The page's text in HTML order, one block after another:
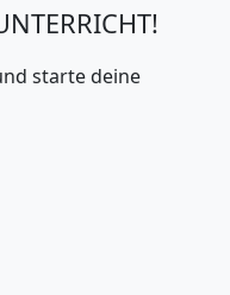
starte deine